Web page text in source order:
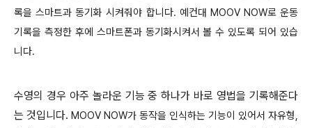
록을 스마트과 동기화 시켜줘야 합니다. 예컨대 MOOV NOW로 운동
기록을 측정한 후에 스마트폰과 동기화시켜서 볼 수 있도록 되어 있습
니다.
수영의 경우 아주 놀라운 기능 중 하나가 바로 영법을 기록해준다
는 것입니다. MOOV NOW가 동작을 인식하는 기능이 있어서 자유형,